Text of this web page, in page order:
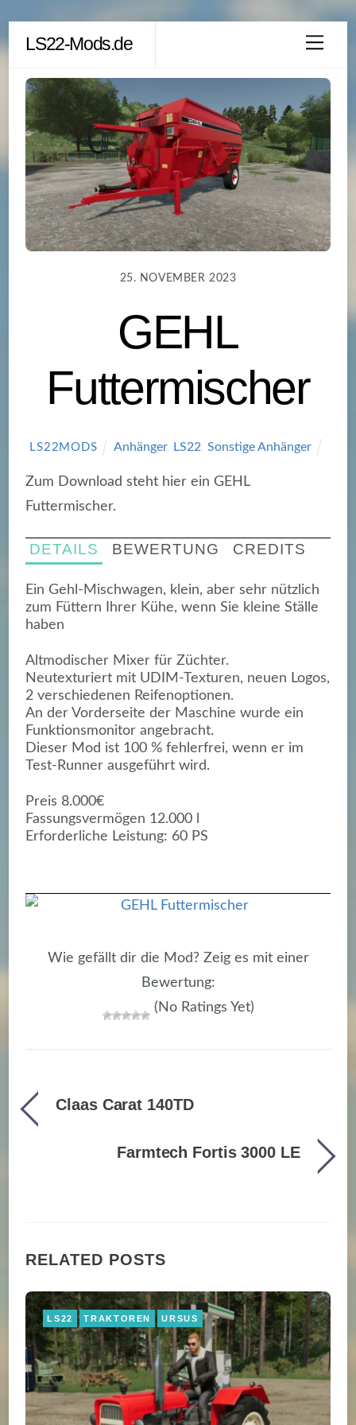
content
LS22-Mods.de
25. NOVEMBER 2023
GEHL
Futtermischer
LS22MODS Anhänger, LS22 Sonstige Anhänger
Zum Download steht hier ein GEHL
Futtermischer.
DETAILS BEWERTUNG CREDITS
Ein Gehl-Mischwagen, klein, aber sehr nützlich
zum Füttern Ihrer Kühe, wenn Sie kleine Ställe
haben
Altmodischer Mixer für Züchter.
Neutexturiert mit UDIM-Texturen, neuen Logos,
2 verschiedenen Reifenoptionen.
An der Vorderseite der Maschine wurde ein
Funktionsmonitor angebracht.
Dieser Mod ist 100 % fehlerfrei, wenn er im
Test-Runner ausgeführt wird.
Preis 8.000€
Fassungsvermögen 12.000 l
Erforderliche Leistung: 60 PS
Wie gefällt dir die Mod? Zeig es mit einer
Bewertung:
(No Ratings Yet)
Claas Carat 140TD
Farmtech Fortis 3000 LE
RELATED POSTS
LS22 TRAKTOREN URSUS